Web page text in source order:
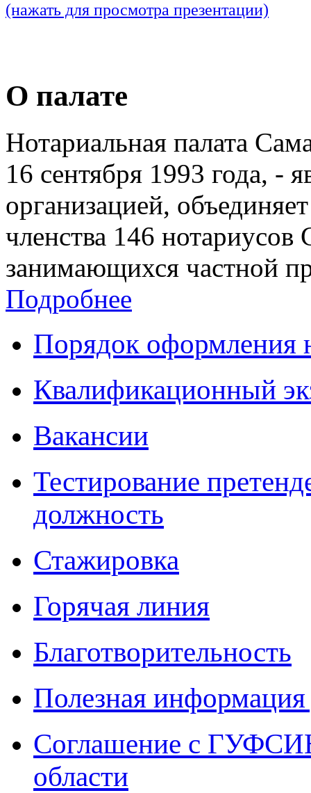
(нажать для просмотра презентации)
О палате
Нотариальная палата
16 сентября 1993 года, -
организацией,
членства 146 нотариусов
занимающихся частной
Подробнее
Порядок оформления
Квалификационный
Вакансии
Тестирование
должность
Стажировка
Горячая линия
Благотворительность
Полезная
Соглашение с
области